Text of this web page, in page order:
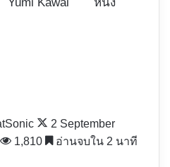
2 September
1,810
อ่านจบใน 2 นาที